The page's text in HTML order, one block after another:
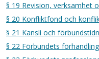
§ 19 Revision, verksamhet
§ 20 Konfliktfond och
§ 21 Kansli och
§ 22 Förbundets